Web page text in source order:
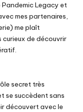
Pandemic Legacy et
mes partenaires,
me plaît
curieux de découvrir
secret très
se succèdent sans
découvert avec le